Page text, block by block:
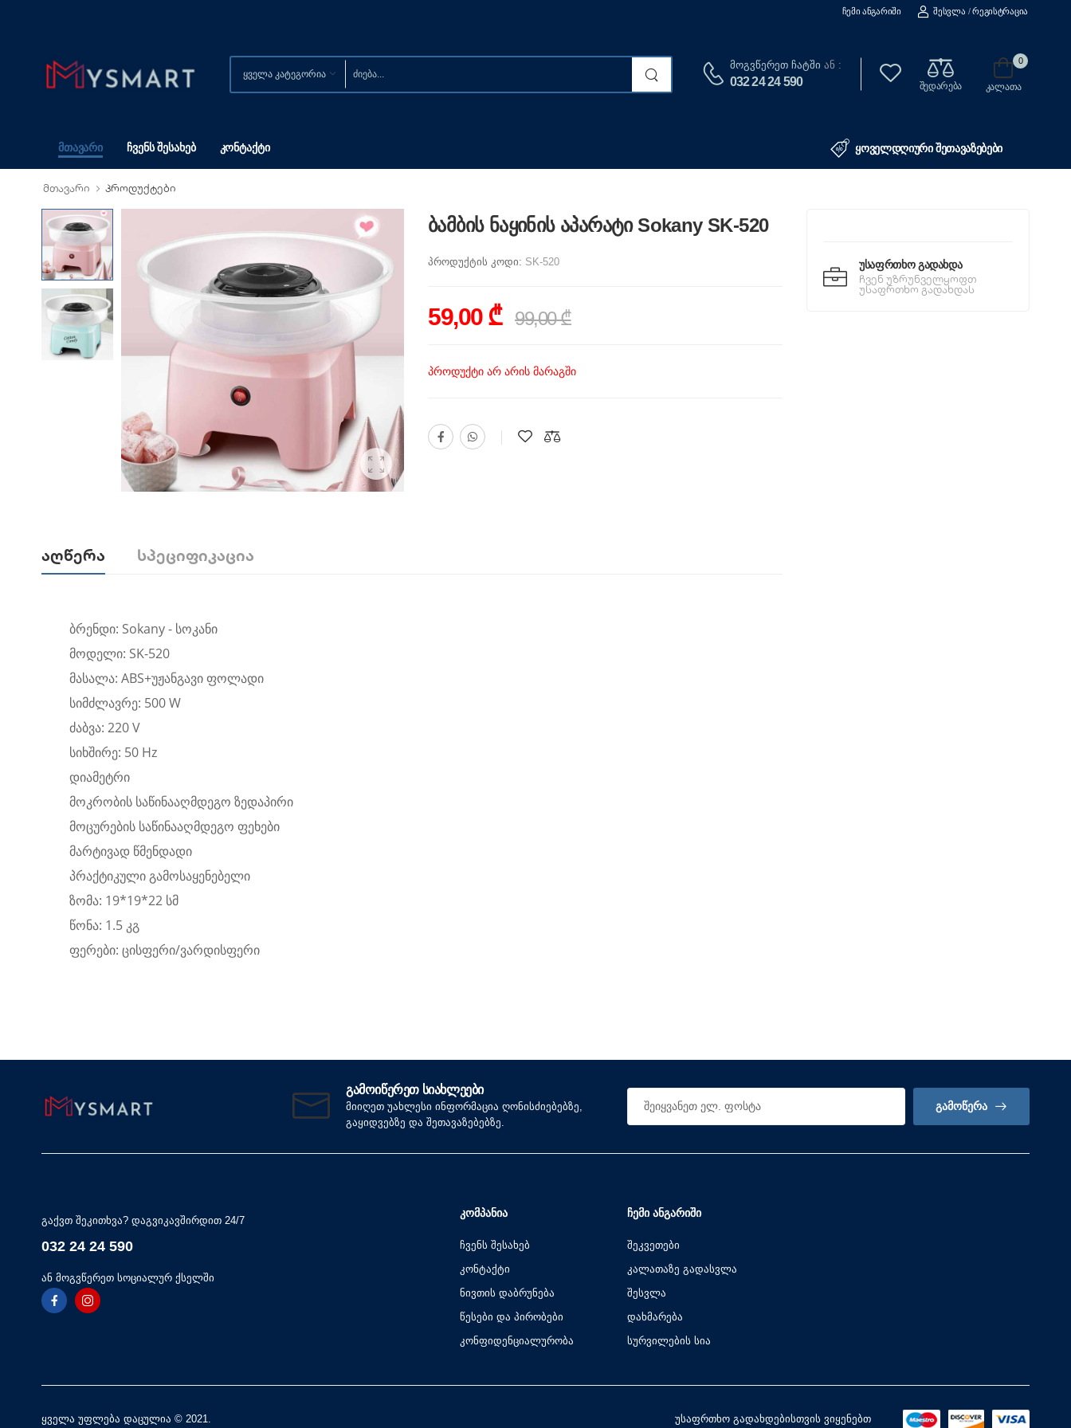
Ჩემი Ანგარიში Შესვლა / Რეგისტრაცია
Მოგვწერეთ Ჩატში ან :
032 24 24 590 შედარება
0
კალათა
Მთავარი Ჩვენს Შესახებ Კონტაქტი ყოველდღიური შეთავაზებები
მთავარი პროდუქტები
ბამბის ნაყინის აპარატი Sokany SK-520
პროდუქტის კოდი: SK-520
59,00 ₾ 99,00 ₾
პროდუქტი არ არის მარაგში
Აღწერა Სპეციფიკაცია
ბრენდი: Sokany - სოკანი
მოდელი: SK-520
მასალა: ABS+უჟანგავი ფოლადი
სიმძლავრე: 500 W
ძაბვა: 220 V
სიხშირე: 50 Hz
დიამეტრი
მოკრობის საწინააღმდეგო ზედაპირი
მოცურების საწინააღმდეგო ფეხები
მარტივად წმენდადი
პრაქტიკული გამოსაყენებელი
ზომა: 19*19*22 სმ
წონა: 1.5 კგ
ფერები: ცისფერი/ვარდისფერი
Უსაფრთხო Გადახდა
ჩვენ უზრუნველყოფთ
უსაფრთხო გადახდას
ᲒᲐᲛᲝᲘᲬᲔᲠᲔᲗ ᲡᲘᲐᲮᲚᲔᲔᲑᲘ
მიიღეთ უახლესი ინფორმაცია ღონისძიებებზე,
გაყიდვებზე და შეთავაზებებზე.
ᲒᲐᲛᲝᲬᲔᲠᲐ
გაქვთ შეკითხვა? დაგვიკავშირდით 24/7
032 24 24 590
ან მოგვწერეთ სოციალურ ქსელში
ᲙᲝᲛᲞᲐᲜᲘᲐ
ჩვენს შესახებ
კონტაქტი
ნივთის დაბრუნება
წესები და პირობები
კონფიდენციალურობა
ᲩᲔᲛᲘ ᲐᲜᲒᲐᲠᲘᲨᲘ
შეკვეთები
კალათაზე გადასვლა
შესვლა
დახმარება
სურვილების სია
ყველა უფლება დაცულია © 2021. უსაფრთხო გადახდებისთვის ვიყენებთ